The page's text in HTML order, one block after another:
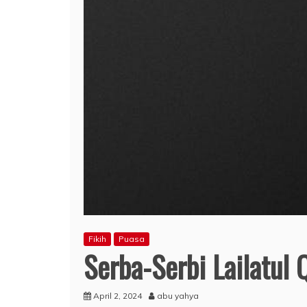
Fikih Puasa
Serba-Serbi Lailatul
April 2, 2024 abu yahya